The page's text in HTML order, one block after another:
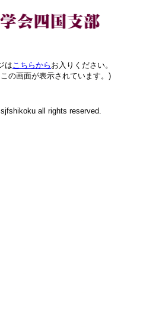
はこちらから お入りください。
の画面が表示されています。)
all rights reserved.